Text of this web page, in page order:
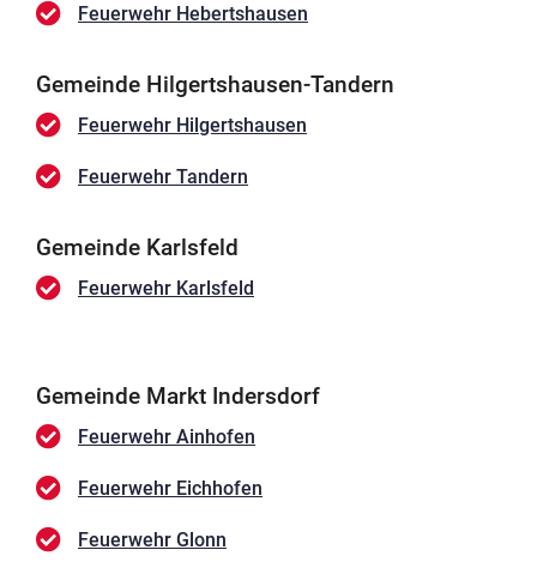
Feuerwehr Hebertshausen
Gemeinde Hilgertshausen-Tandern
Feuerwehr Hilgertshausen
Feuerwehr Tandern
Gemeinde Karlsfeld
Feuerwehr Karlsfeld
Gemeinde Markt Indersdorf
Feuerwehr Ainhofen
Feuerwehr Eichhofen
Feuerwehr Glonn